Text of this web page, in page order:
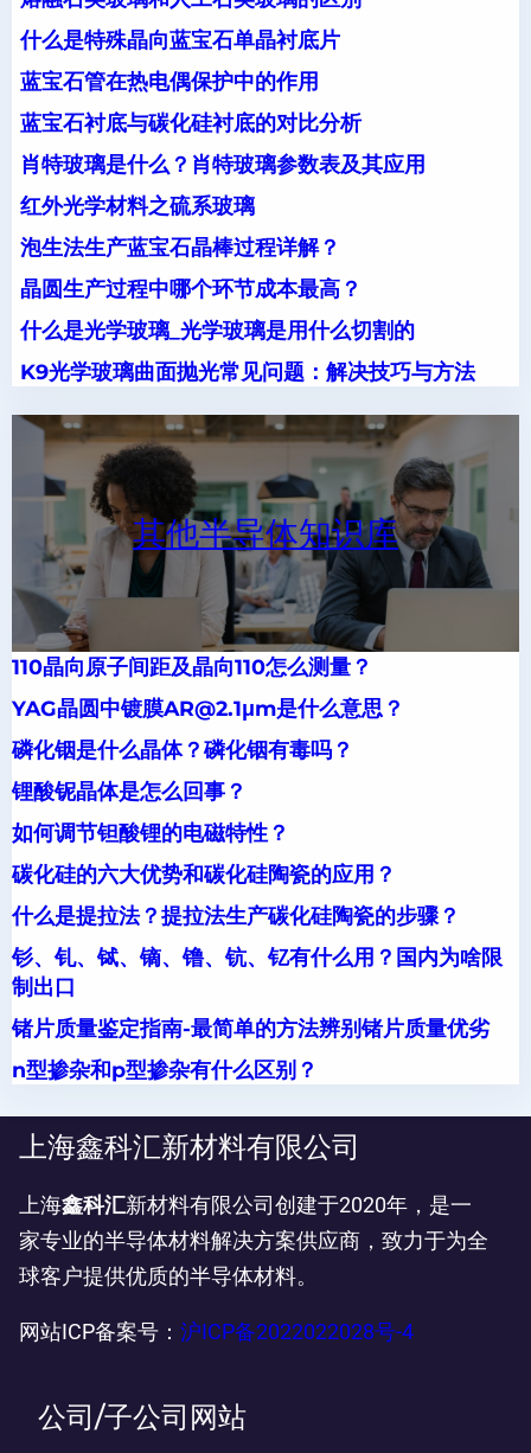
什么是特殊晶向蓝宝石单晶衬底片
蓝宝石管在热电偶保护中的作用
蓝宝石衬底与碳化硅衬底的对比分析
肖特玻璃是什么？肖特玻璃参数表及其应用
红外光学材料之硫系玻璃
泡生法生产蓝宝石晶棒过程详解？
晶圆生产过程中哪个环节成本最高？
什么是光学玻璃_光学玻璃是用什么切割的
K9光学玻璃曲面抛光常见问题：解决技巧与方法
其他半导体知识库
110晶向原子间距及晶向110怎么测量？
YAG晶圆中镀膜AR@2.1μm是什么意思？
磷化铟是什么晶体？磷化铟有毒吗？
锂酸铌晶体是怎么回事？
如何调节钽酸锂的电磁特性？
碳化硅的六大优势和碳化硅陶瓷的应用？
什么是提拉法？提拉法生产碳化硅陶瓷的步骤？
钐、钆、铽、镝、镥、钪、钇有什么用？国内为啥限
制出口
锗片质量鉴定指南-最简单的方法辨别锗片质量优劣
n型掺杂和p型掺杂有什么区别？
上海鑫科汇新材料有限公司
上海鑫科汇新材料有限公司创建于2020年，是一
家专业的半导体材料解决方案供应商，致力于为全
球客户提供优质的半导体材料。
网站ICP备案号： 沪ICP备2022022028号-4
公司/子公司网站